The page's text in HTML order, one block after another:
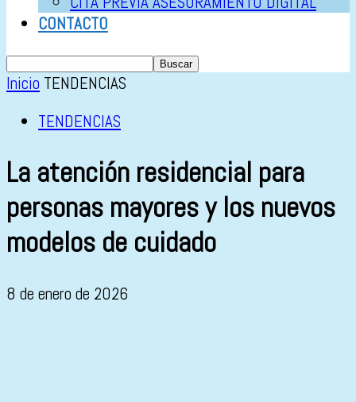
CONTACTO
Inicio TENDENCIAS
TENDENCIAS
La atención residencial para
personas mayores y los nuevos
modelos de cuidado
8 de enero de 2026